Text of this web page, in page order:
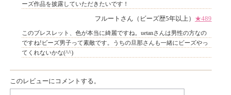
ーズ作品を披露していただきたいです！
フルートさん（ビーズ歴5年以上） ★489
このブレスレット、色が本当に綺麗ですね。uetanさんは男性の方なの
ですね!ビーズ男子って素敵です。うちの旦那さんも一緒にビーズやっ
てくれないかな(^^)
このレビューにコメントする。